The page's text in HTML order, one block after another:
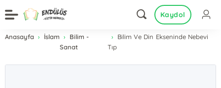
Kaydol
Anasayfa İslam
Bilim -
Sanat
Bilim Ve Din Ekseninde Nebevi
Tıp